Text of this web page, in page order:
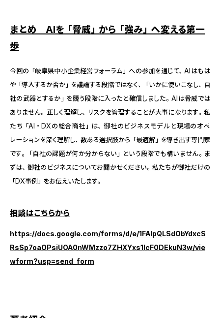
まとめ｜ AIを「脅威」から「強み」へ変える第一
歩
今回の「岐阜県中小企業経営フォーラム」への参加を通じて、AIはもは
や「導入するか否か」を議論する段階ではなく、「いかに使いこなし、自
社の武器とするか」を競う段階に入ったと確信しました。AIは脅威では
ありません。正しく理解し、リスクを管理することが大事になります。私
たち「AI・DXの総合商社」は、御社のビジネスモデルと現場のオペ
レーションを深く理解し、数ある選択肢から「最適解」を導き出す専門家
です。「自社の課題が何か分からない」という段階でも構いません。ま
ずは、御社のビジネスについてお聞かせください。私たちが御社だけの
「DX事例」をお伝えいたします。
相談はこちらから
https://docs.google.com/forms/d/e/1FAIpQLSdObYdxcS
RsSp7oaOPsiUOA0nWMzzo7ZHXYxs1lcF0DEkuN3w/vie
wform?usp=send_form